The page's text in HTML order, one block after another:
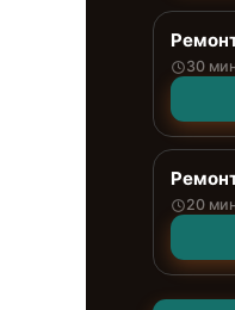
30
20